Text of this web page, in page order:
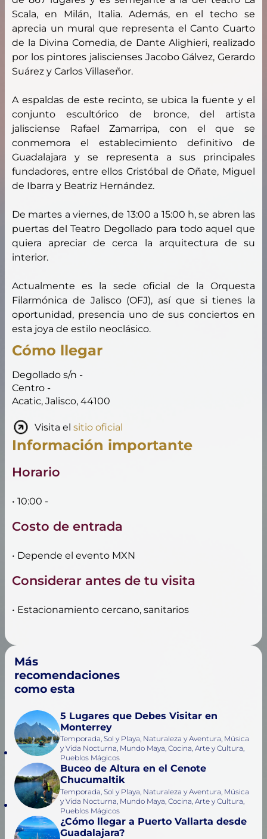
Scala, en Milán, Italia. Además, en el techo se
aprecia un mural que representa el Canto Cuarto
de la Divina Comedia, de Dante Alighieri, realizado
por los pintores jaliscienses Jacobo Gálvez, Gerardo
Suárez y Carlos Villaseñor.
A espaldas de este recinto, se ubica la fuente y el
conjunto escultórico de bronce, del artista
jalisciense Rafael Zamarripa, con el que se
conmemora el establecimiento definitivo de
Guadalajara y se representa a sus principales
fundadores, entre ellos Cristóbal de Oñate, Miguel
de Ibarra y Beatriz Hernández.
De martes a viernes, de 13:00 a 15:00 h, se abren las
puertas del Teatro Degollado para todo aquel que
quiera apreciar de cerca la arquitectura de su
interior.
Actualmente es la sede oficial de la Orquesta
Filarmónica de Jalisco (OFJ), así que si tienes la
oportunidad, presencia uno de sus conciertos en
esta joya de estilo neoclásico.
Cómo llegar
Degollado s/n -
Centro -
Acatic, Jalisco, 44100
Visita el sitio oficial
Información importante
Horario
• 10:00 -
Costo de entrada
• Depende el evento MXN
Considerar antes de tu visita
• Estacionamiento cercano, sanitarios
Más
recomendaciones
como esta
5 Lugares que Debes Visitar en
Monterrey
Temporada, Sol y Playa, Naturaleza y Aventura, Música
y Vida Nocturna, Mundo Maya, Cocina, Arte y Cultura,
Pueblos Mágicos
Buceo de Altura en el Cenote
Chucumaltik
Temporada, Sol y Playa, Naturaleza y Aventura, Música
y Vida Nocturna, Mundo Maya, Cocina, Arte y Cultura,
Pueblos Mágicos
¿Cómo llegar a Puerto Vallarta desde
Guadalajara?